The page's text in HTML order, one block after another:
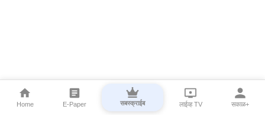
Home E-Paper सबस्क्राईब लाईव्ह TV सकाळ+